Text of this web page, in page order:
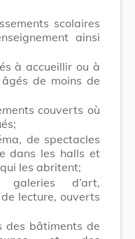
scolaires
ainsi
à accueillir ou à
de moins de
couverts où
de spectacles
dans les halls et
les abritent;
d’art,
lecture, ouverts
des bâtiments de